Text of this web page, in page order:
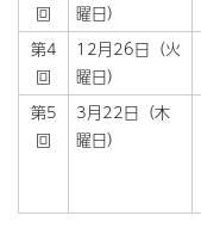
回
曜日）
第4
回
12月26日（火
曜日）
第5
回
3月22日（木
曜日）